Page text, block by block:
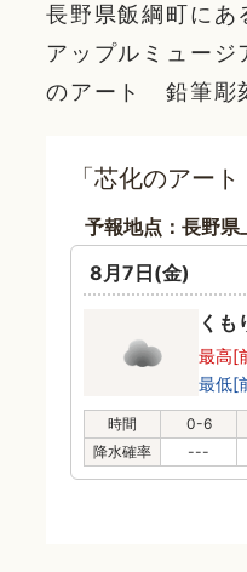
長野県飯綱町にあ
アップルミュー
のアート 鉛筆彫
「芯化のアー
予報地点：長野県
8月7日(金)
くも
最高[
最低[
時間 0-6
降水確率
---